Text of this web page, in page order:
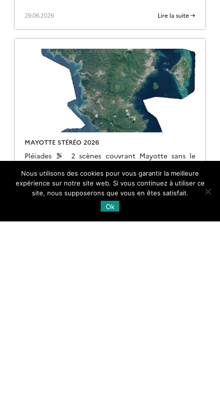
expérimentation portée par DINAMIS avec le
29.06.2026 Lire la suite →
MAYOTTE STÉRÉO 2026
Pléiades
2 scènes couvrant Mayotte sans le
le 06 mai et le 17 juin 2026 dans le cadre du suivi
[…]
26.06.2026 Lire la suite →
Nous utilisons des cookies pour vous garantir la meilleure
expérience sur notre site web. Si vous continuez à utiliser ce
site, nous supposerons que vous en êtes satisfait.
Ok